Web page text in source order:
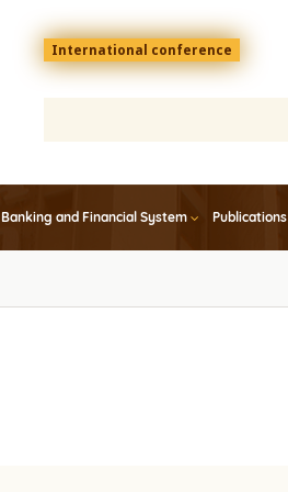
Menu
top
En
International conference
Banking and Financial System Publications